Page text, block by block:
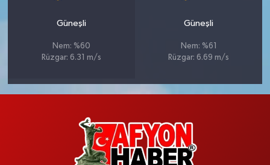
Güneşli
Nem: %60
Rüzgar: 6.31 m/s
Güneşli
Nem: %61
Rüzgar: 6.69 m/s